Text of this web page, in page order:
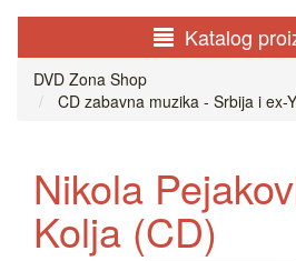
Katalog
DVD Zona Shop
CD zabavna muzika - Srbija i ex-
Nikola
Kolja (CD)